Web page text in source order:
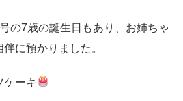
の7歳の誕生日もあり、お姉ちゃ
に預かりました。
ケーキ